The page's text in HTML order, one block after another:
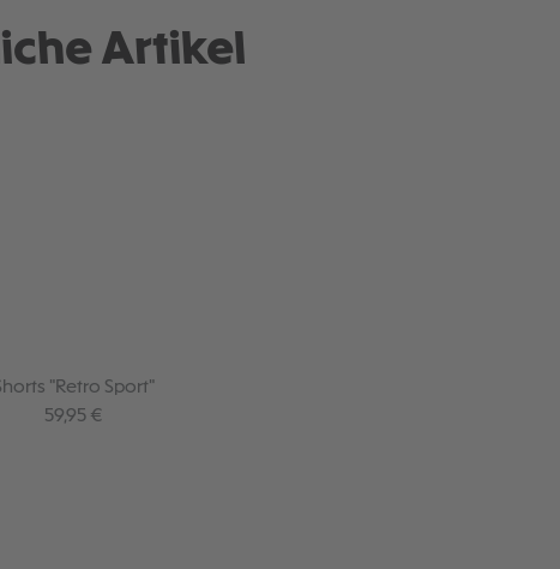
Artikel
Shorts "Retro Sport"
Regulärer Preis:
59,95 €